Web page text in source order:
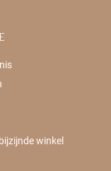
winkel